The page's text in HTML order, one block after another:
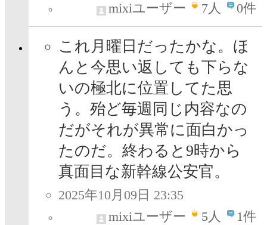
mixiユーザー
7人 0件
これ月曜日だったかな。ほ
んと今思い返しても下らな
いの極北に位置してた思
う。殆ど毎週同じ内容なの
だがそれが異常に面白かっ
たのだ。終わると9時から
真面目な新幹線公安官。
2025年10月09日 23:35
mixiユーザー
5人 1件